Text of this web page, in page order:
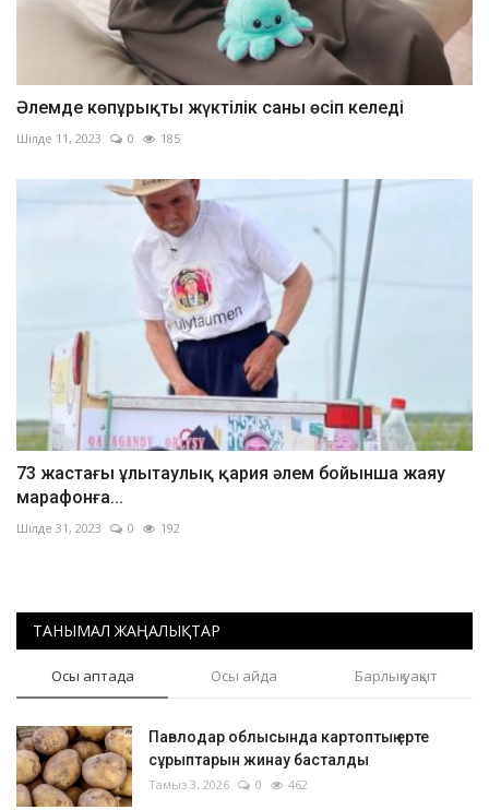
Әлемде көпұрықты жүктілік саны өсіп келеді
Шілде 11, 2023 0 185
73 жастағы ұлытаулық қария әлем бойынша жаяу
марафонға...
Шілде 31, 2023 0 192
ТАНЫМАЛ ЖАҢАЛЫҚТАР
Осы аптада Осы айда Барлық уақыт
Павлодар облысында картоптың ерте
сұрыптарын жинау басталды
Тамыз 3, 2026 0 462